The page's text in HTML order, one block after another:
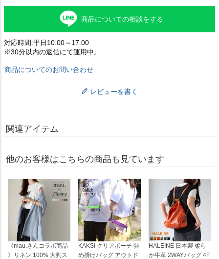
商品についての相談をする
対応時間:平日10:00～17:00
※30分以内の返信にて運用中。
商品についてのお問い合わせ
レビューを書く
関連アイテム
他のお客様はこちらの商品も見ています
《mau.さんコラボ商品
》リネン 100% 大判ス
KAKSI クリアポーチ 斜
め掛けバッグ アウトド
HALEINE 日本製 柔ら
か牛革 2WAYバッグ 4F